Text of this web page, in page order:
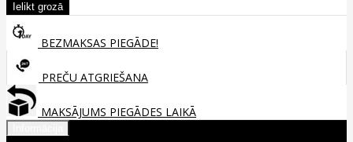
BEZMAKSAS PIEGĀDE!
PREČU ATGRIEŠANA
MAKSĀJUMS PIEGĀDES LAIKĀ